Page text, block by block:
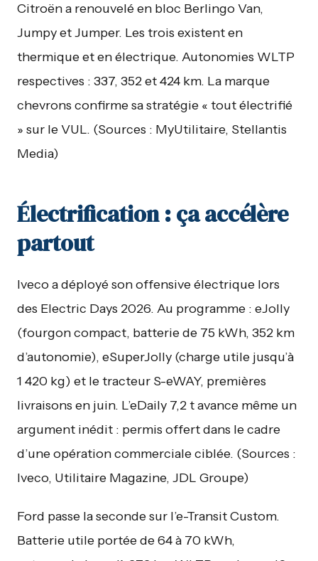
Citroën a renouvelé en bloc Berlingo Van,
Jumpy et Jumper. Les trois existent en
thermique et en électrique. Autonomies WLTP
respectives : 337, 352 et 424 km. La marque
chevrons confirme sa stratégie « tout électrifié
» sur le VUL. (Sources : MyUtilitaire, Stellantis
Media)
Électrification : ça accélère
partout
Iveco a déployé son offensive électrique lors
des Electric Days 2026. Au programme : eJolly
(fourgon compact, batterie de 75 kWh, 352 km
d’autonomie), eSuperJolly (charge utile jusqu’à
1 420 kg) et le tracteur S-eWAY, premières
livraisons en juin. L’eDaily 7,2 t avance même un
argument inédit : permis offert dans le cadre
d’une opération commerciale ciblée. (Sources :
Iveco, Utilitaire Magazine, JDL Groupe)
Ford passe la seconde sur l’e-Transit Custom.
Batterie utile portée de 64 à 70 kWh,